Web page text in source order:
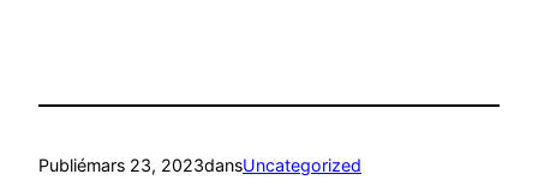
Publiémars 23, 2023dansUncategorized